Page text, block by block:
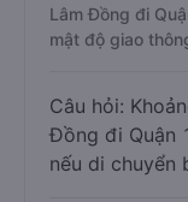
Lâm Đồng đi
mật độ giao
Câu hỏi:
Đồng đi Quận
nếu di chuyển